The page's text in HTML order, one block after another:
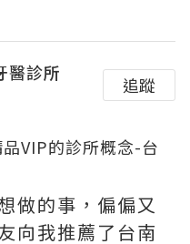
醫診所
追蹤
做的事，偏偏又
向我推薦了台南